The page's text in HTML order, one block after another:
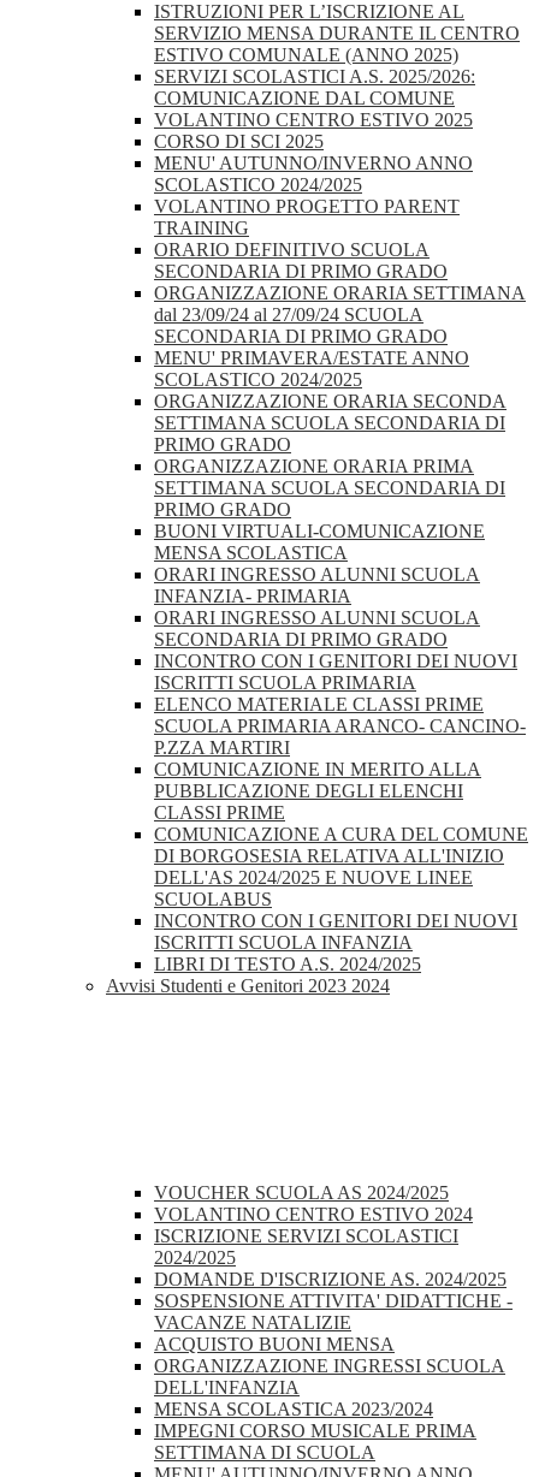
ISTRUZIONI PER L’ISCRIZIONE AL
SERVIZIO MENSA DURANTE IL CENTRO
ESTIVO COMUNALE (ANNO 2025)
SERVIZI SCOLASTICI A.S. 2025/2026:
COMUNICAZIONE DAL COMUNE
VOLANTINO CENTRO ESTIVO 2025
CORSO DI SCI 2025
MENU' AUTUNNO/INVERNO ANNO
SCOLASTICO 2024/2025
VOLANTINO PROGETTO PARENT
TRAINING
ORARIO DEFINITIVO SCUOLA
SECONDARIA DI PRIMO GRADO
ORGANIZZAZIONE ORARIA SETTIMANA
dal 23/09/24 al 27/09/24 SCUOLA
SECONDARIA DI PRIMO GRADO
MENU' PRIMAVERA/ESTATE ANNO
SCOLASTICO 2024/2025
ORGANIZZAZIONE ORARIA SECONDA
SETTIMANA SCUOLA SECONDARIA DI
PRIMO GRADO
ORGANIZZAZIONE ORARIA PRIMA
SETTIMANA SCUOLA SECONDARIA DI
PRIMO GRADO
BUONI VIRTUALI-COMUNICAZIONE
MENSA SCOLASTICA
ORARI INGRESSO ALUNNI SCUOLA
INFANZIA- PRIMARIA
ORARI INGRESSO ALUNNI SCUOLA
SECONDARIA DI PRIMO GRADO
INCONTRO CON I GENITORI DEI NUOVI
ISCRITTI SCUOLA PRIMARIA
ELENCO MATERIALE CLASSI PRIME
SCUOLA PRIMARIA ARANCO- CANCINO-
P.ZZA MARTIRI
COMUNICAZIONE IN MERITO ALLA
PUBBLICAZIONE DEGLI ELENCHI
CLASSI PRIME
COMUNICAZIONE A CURA DEL COMUNE
DI BORGOSESIA RELATIVA ALL'INIZIO
DELL'AS 2024/2025 E NUOVE LINEE
SCUOLABUS
INCONTRO CON I GENITORI DEI NUOVI
ISCRITTI SCUOLA INFANZIA
LIBRI DI TESTO A.S. 2024/2025
Avvisi Studenti e Genitori 2023 2024
VOUCHER SCUOLA AS 2024/2025
VOLANTINO CENTRO ESTIVO 2024
ISCRIZIONE SERVIZI SCOLASTICI
2024/2025
DOMANDE D'ISCRIZIONE AS. 2024/2025
SOSPENSIONE ATTIVITA' DIDATTICHE -
VACANZE NATALIZIE
ACQUISTO BUONI MENSA
ORGANIZZAZIONE INGRESSI SCUOLA
DELL'INFANZIA
MENSA SCOLASTICA 2023/2024
IMPEGNI CORSO MUSICALE PRIMA
SETTIMANA DI SCUOLA